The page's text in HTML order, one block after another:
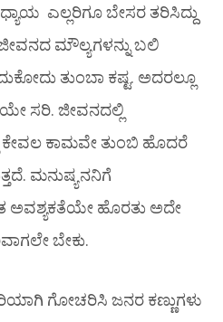
ಎಲ್ಲರಿಗೂ ಬೇಸರ ತರಿಸಿದ್ದು
ಜೀವನದ ಮೌಲ್ಯಗಳನ್ನು ಬಲಿ
ತುಂಬಾ ಕಷ್ಟ. ಅದರಲ್ಲೂ
ಸರಿ. ಜೀವನದಲ್ಲಿ
ಕೇವಲ ಕಾಮವೇ ತುಂಬಿ ಹೊದರೆ
ಮನುಷ್ಯನನಿಗೆ
ಹೊರತು ಅದೇ
ಬೇಕು.
ಗೋಚರಿಸಿ ಜನರ ಕಣ್ಣುಗಳು